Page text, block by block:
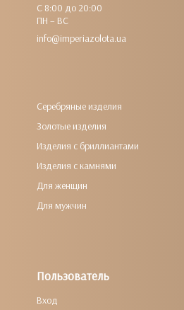
С 8:00 до 20:00
ПН – ВС
info@imperiazolota.ua
Серебряные изделия
Золотые изделия
Изделия с бриллиантами
Изделия с камнями
Для женщин
Для мужчин
Пользователь
Вход